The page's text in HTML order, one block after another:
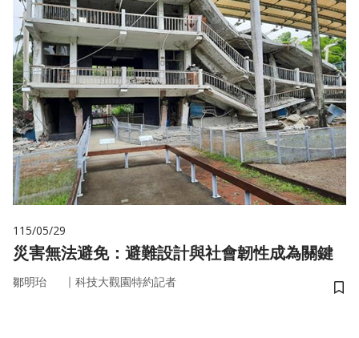
115/05/29
災害無法避免：避難設計與社會韌性成為關鍵
鄒明珆 ｜ 科技大觀園特約記者
儲